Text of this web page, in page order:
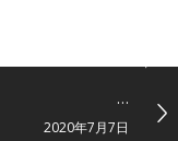
…
2020年7月7日